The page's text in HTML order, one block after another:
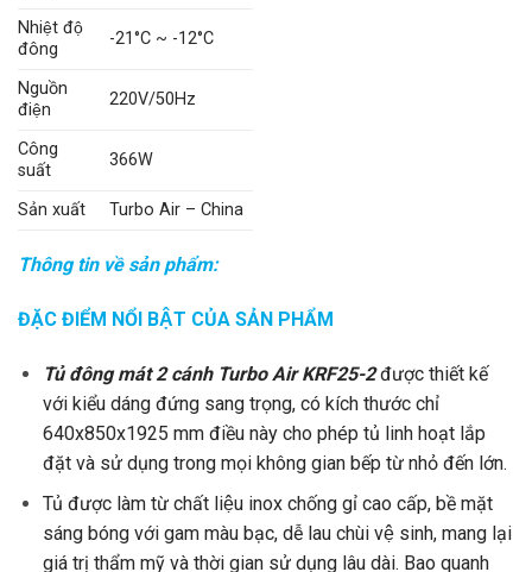
Nhiệt độ
đông
-21°C ~ -12°C
Nguồn
điện
220V/50Hz
Công
suất
366W
Sản xuất Turbo Air – China
Thông tin về sản phẩm:
ĐẶC ĐIỂM NỔI BẬT CỦA SẢN PHẨM
Tủ đông mát 2 cánh Turbo Air KRF25-2được thiết kế
với kiểu dáng đứng sang trọng, có kích thước chỉ
640x850x1925 mm điều này cho phép tủ linh hoạt lắp
đặt và sử dụng trong mọi không gian bếp từ nhỏ đến lớn.
Tủ được làm từ chất liệu inox chống gỉ cao cấp, bề mặt
sáng bóng với gam màu bạc, dễ lau chùi vệ sinh, mang lại
giá trị thẩm mỹ và thời gian sử dụng lâu dài. Bao quanh